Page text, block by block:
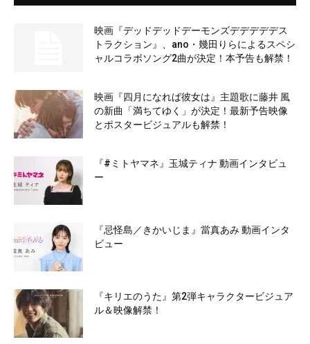
映画『デッドデッドデーモンズデデデデデス
トラクション』、ano・幾田りらによるスペシ
ャルコラボソング2曲が決定！本予告も解禁！
映画『四月になれば彼女は』主題歌に藤井 風
の新曲「満ちてゆく」が決定！最新予告映像
とポスタービジュアルも解禁！
『#ミトヤマネ』玉城ティナ 動画インタビュ
ー
『忌怪島／きかいじま』當真あみ 動画インタ
ビュー
『キリエのうた』第2弾キャラクタービジュア
ル＆映像解禁！